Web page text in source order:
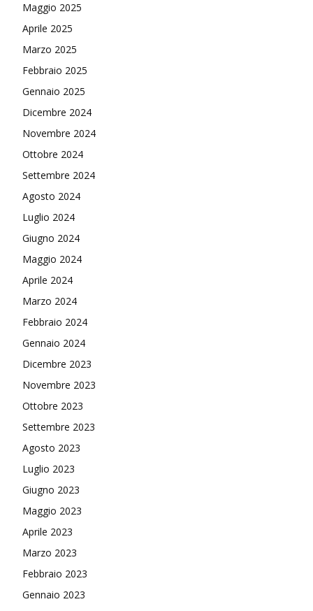
Maggio 2025
Aprile 2025
Marzo 2025
Febbraio 2025
Gennaio 2025
Dicembre 2024
Novembre 2024
Ottobre 2024
Settembre 2024
Agosto 2024
Luglio 2024
Giugno 2024
Maggio 2024
Aprile 2024
Marzo 2024
Febbraio 2024
Gennaio 2024
Dicembre 2023
Novembre 2023
Ottobre 2023
Settembre 2023
Agosto 2023
Luglio 2023
Giugno 2023
Maggio 2023
Aprile 2023
Marzo 2023
Febbraio 2023
Gennaio 2023